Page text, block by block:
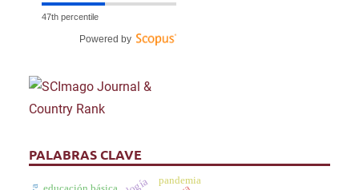
47th percentile
Powered by
PALABRAS CLAVE
pandemia